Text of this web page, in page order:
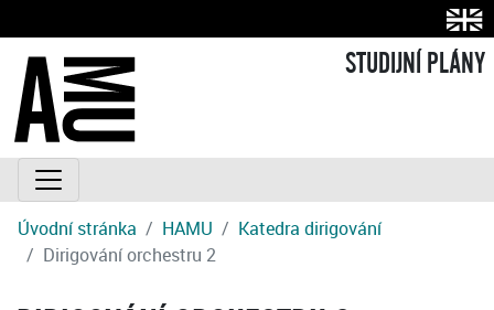
STUDIJNÍ PLÁNY
Úvodní stránka HAMU
Katedra dirigování
Dirigování orchestru 2